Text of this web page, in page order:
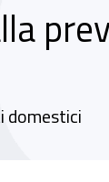
domestici